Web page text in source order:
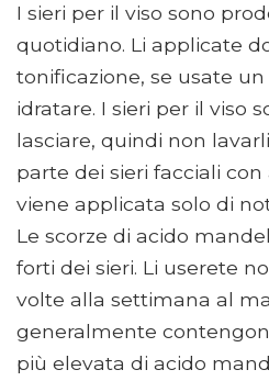
I sieri per il viso sono
quotidiano. Li applicate
tonificazione, se usate
idratare. I sieri per il viso
lasciare, quindi non
parte dei sieri facciali
viene applicata solo di
Le scorze di acido
forti dei sieri. Li userete
volte alla settimana al
generalmente
più elevata di acido